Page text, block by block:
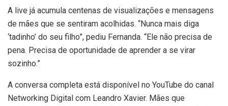
A live já acumula centenas de visualizações e mensagens
de mães que se sentiram acolhidas. “Nunca mais diga
‘tadinho’ do seu filho”, pediu Fernanda. “Ele não precisa de
pena. Precisa de oportunidade de aprender a se virar
sozinho.”
A conversa completa está disponível no YouTube do canal
Networking Digital com Leandro Xavier. Mães que